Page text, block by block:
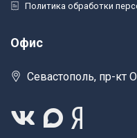
Политика обработки
Офис
Севастополь, пр-кт